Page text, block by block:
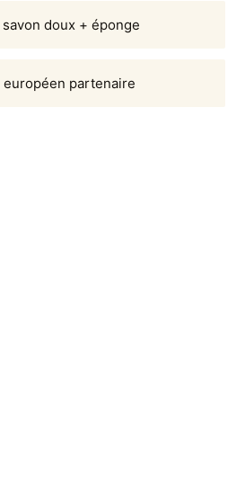
savon doux + éponge
européen partenaire